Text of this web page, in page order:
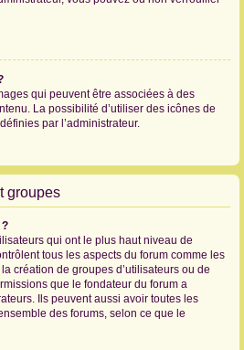
qui peuvent être associées à des
La possibilité d’utiliser des icônes de
par l’administrateur.
groupes
qui ont le plus haut niveau de
tous les aspects du forum comme les
création de groupes d’utilisateurs ou de
que le fondateur du forum a
Ils peuvent aussi avoir toutes les
des forums, selon ce que le